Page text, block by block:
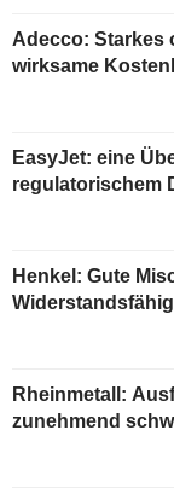
Adecco: Starkes
wirksame
EasyJet: eine
regulatorischem
Henkel: Gute
Rheinmetall:
zunehmend